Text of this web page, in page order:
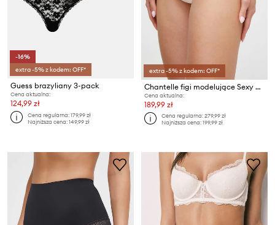
-16%
extra -5% z kodem: OFF*
Guess brazyliany 3-pack
Cena aktualna:
124,99 zł
Cena regularna:179,99 zł
Najniższa cena:149,99 zł
extra -5% z kodem: OFF*
Chantelle figi modelujące Sexy Shaping
Cena aktualna:
189,99 zł
Cena regularna:279,99 zł
Najniższa cena:199,99 zł